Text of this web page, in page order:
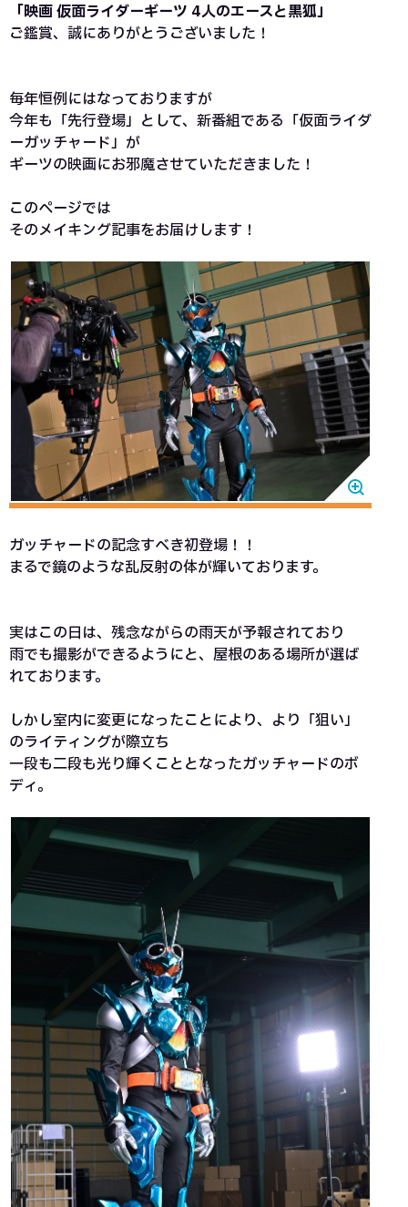
「映画 仮面ライダーギーツ 4人のエースと黒狐」
ご鑑賞、誠にありがとうございました！
毎年恒例にはなっておりますが
今年も「先行登場」として、新番組である「仮面ライダ
ーガッチャード」が
ギーツの映画にお邪魔させていただきました！
このページでは
そのメイキング記事をお届けします！
ガッチャードの記念すべき初登場！！
まるで鏡のような乱反射の体が輝いております。
実はこの日は、残念ながらの雨天が予報されており
雨でも撮影ができるようにと、屋根のある場所が選ば
れております。
しかし室内に変更になったことにより、より「狙い」
のライティングが際立ち
一段も二段も光り輝くこととなったガッチャードのボ
ディ。